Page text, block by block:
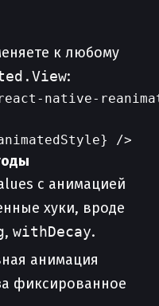
к любому
:
native-
с анимацией
хуки, вроде
, withDecay.
анимация
фиксированное